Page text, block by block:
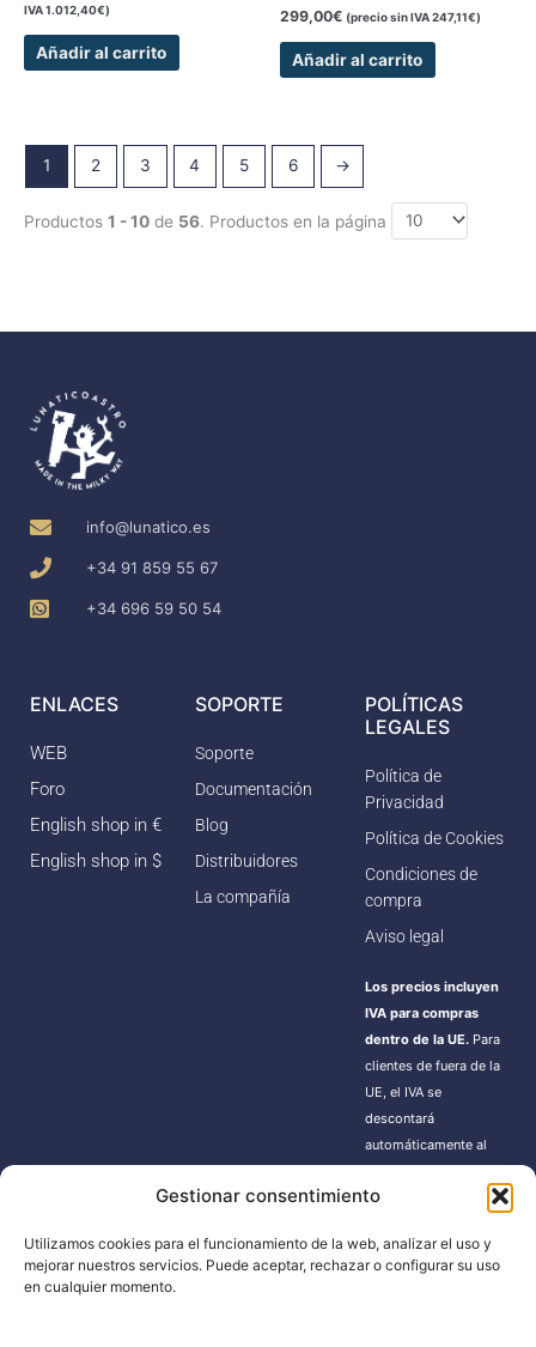
Gestionar consentimiento
Utilizamos cookies para el funcionamiento de la web, analizar el uso y
mejorar nuestros servicios. Puede aceptar, rechazar o configurar su uso
en cualquier momento.
IVA1.012,40€)
Añadir al carrito
299,00€ (precio sin IVA247,11€)
Añadir al carrito
1 2 3 4 5 6 →
Productos 1 - 10 de 56. Productos en la página
info@lunatico.es
+34 91 859 55 67
+34 696 59 50 54
ENLACES
WEB
Foro
English shop in €
English shop in $
SOPORTE
Soporte
Documentación
Blog
Distribuidores
La compañía
POLÍTICAS
LEGALES
Política de
Privacidad
Política de Cookies
Condiciones de
compra
Aviso legal
Los precios incluyen
IVA para compras
dentro de la UE. Para
clientes de fuera de la
UE, el IVA se
descontará
automáticamente al
Estos pedidos pueden
de importación según
la normativa de cada